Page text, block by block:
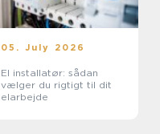
05. July 2026
El installatør: sådan
vælger du rigtigt til dit
elarbejde